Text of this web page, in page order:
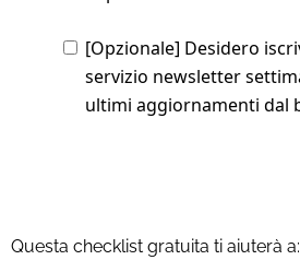
Questa checklist gratuita ti aiuterà a: